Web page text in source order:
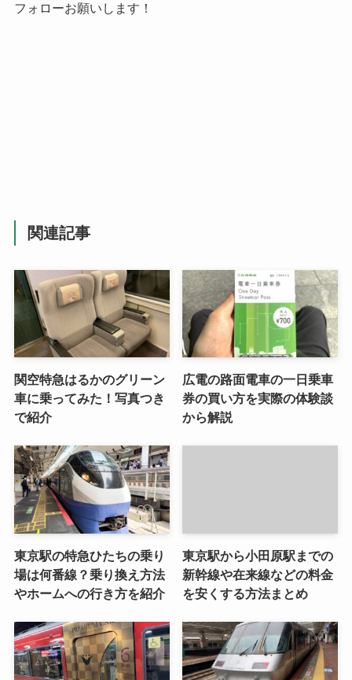
フォローお願いします！
関連記事
関空特急はるかのグリーン
車に乗ってみた！写真つき
で紹介
広電の路面電車の一日乗車
券の買い方を実際の体験談
から解説
東京駅の特急ひたちの乗り
場は何番線？乗り換え方法
やホームへの行き方を紹介
東京駅から小田原駅までの
新幹線や在来線などの料金
を安くする方法まとめ